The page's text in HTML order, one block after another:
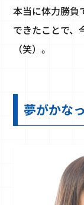
本当に体力勝負
できたことで、
（笑）。
夢がかな